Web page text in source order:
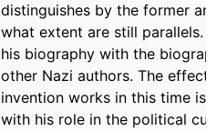
distinguishes by the former
what extent are still parallels. I
his biography with the
other Nazi authors. The effect
invention works in this time is
with his role in the political